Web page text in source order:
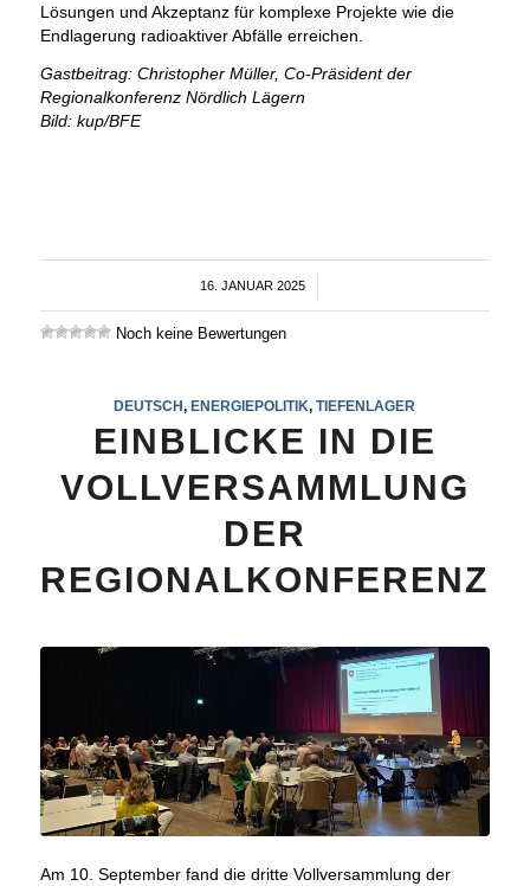
Lösungen und Akzeptanz für komplexe Projekte wie die
Endlagerung radioaktiver Abfälle erreichen.
Gastbeitrag: Christopher Müller, Co-Präsident der
Regionalkonferenz Nördlich Lägern
Bild: kup/BFE
16. JANUAR 2025
/
Noch keine Bewertungen
DEUTSCH, ENERGIEPOLITIK,TIEFENLAGER
EINBLICKE IN DIE
VOLLVERSAMMLUNG
DER
REGIONALKONFERENZ
Am 10. September fand die dritte Vollversammlung der